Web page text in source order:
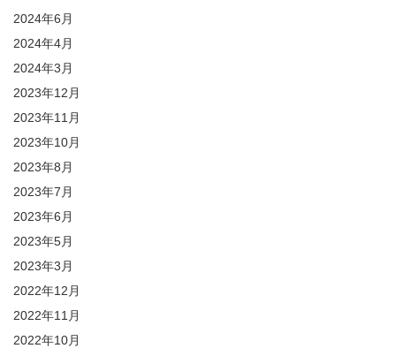
2024年6月
2024年4月
2024年3月
2023年12月
2023年11月
2023年10月
2023年8月
2023年7月
2023年6月
2023年5月
2023年3月
2022年12月
2022年11月
2022年10月